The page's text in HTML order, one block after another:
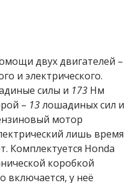
двух двигателей –
и электрического.
силы и 173 Нм
– 13лошадиных сил и
мотор
лишь время
Комплектуется Honda
коробкой
включается, у неё